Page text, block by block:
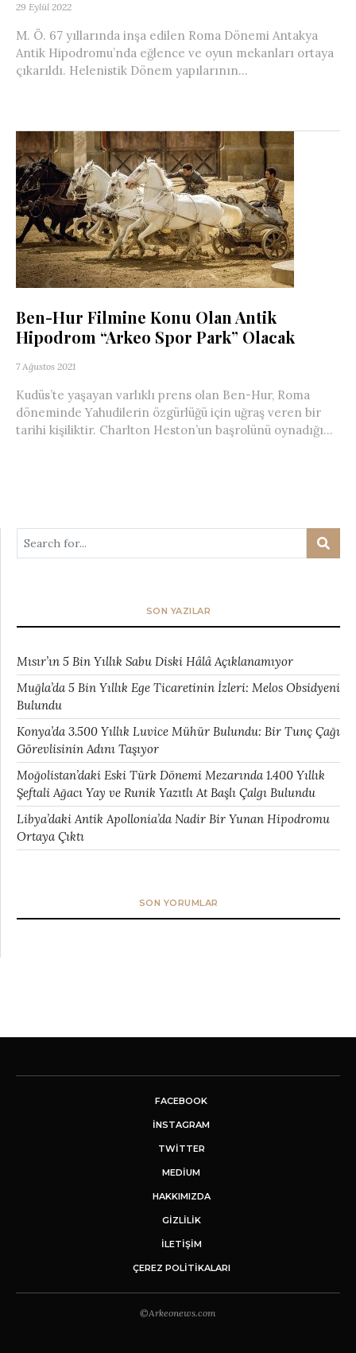
29 Eylül 2022
M. Ö. 67 yıllarında inşa edilen Roma Dönemi Antakya
Antik Hipodromu’nda eğlence ve oyun mekanları ortaya
çıkarıldı. Helenistik Dönem yapılarının...
Ben-Hur Filmine Konu Olan Antik
Hipodrom “Arkeo Spor Park” Olacak
7 Ağustos 2021
Kudüs’te yaşayan varlıklı prens olan Ben-Hur, Roma
döneminde Yahudilerin özgürlüğü için uğraş veren bir
tarihi kişiliktir. Charlton Heston’un başrolünü oynadığı...
SON YAZILAR
Mısır’ın 5 Bin Yıllık Sabu Diski Hâlâ Açıklanamıyor
Muğla’da 5 Bin Yıllık Ege Ticaretinin İzleri: Melos Obsidyeni
Bulundu
Konya’da 3.500 Yıllık Luvice Mühür Bulundu: Bir Tunç Çağı
Görevlisinin Adını Taşıyor
Moğolistan’daki Eski Türk Dönemi Mezarında 1.400 Yıllık
Şeftali Ağacı Yay ve Runik Yazıtlı At Başlı Çalgı Bulundu
Libya’daki Antik Apollonia’da Nadir Bir Yunan Hipodromu
Ortaya Çıktı
SON YORUMLAR
FACEBOOK
INSTAGRAM
TWITTER
MEDIUM
HAKKIMIZDA
GİZLİLİK
İLETIŞIM
ÇEREZ POLITIKALARI
©Arkeonews.com